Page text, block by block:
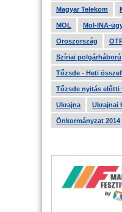
Magyar Telekom
MOL Mol-INA-
Oroszország
Szíriai polgárháború
Tőzsde - Heti
Tőzsde nyitás előtti
Ukrajna Ukrajnai
Önkormányzat 2014